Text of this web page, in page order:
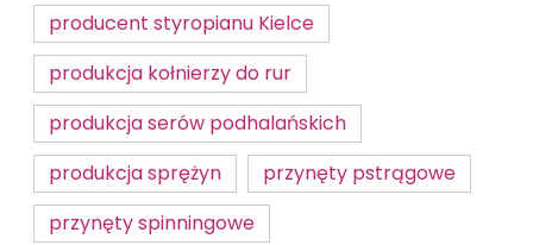
producent styropianu Kielce
produkcja kołnierzy do rur
produkcja serów podhalańskich
produkcja sprężyn
przynęty pstrągowe
przynęty spinningowe